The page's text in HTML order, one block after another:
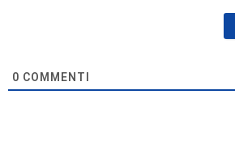
0 COMMENTI